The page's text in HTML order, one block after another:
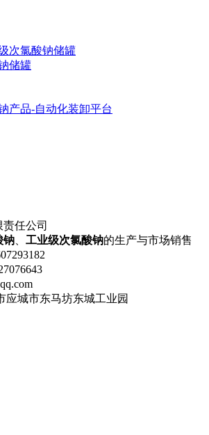
次氯酸钠储罐
储罐
产品-自动化装卸平台
任公司
钠 工业级次氯酸钠的生产与市场销售
应城市东马坊东城工业园